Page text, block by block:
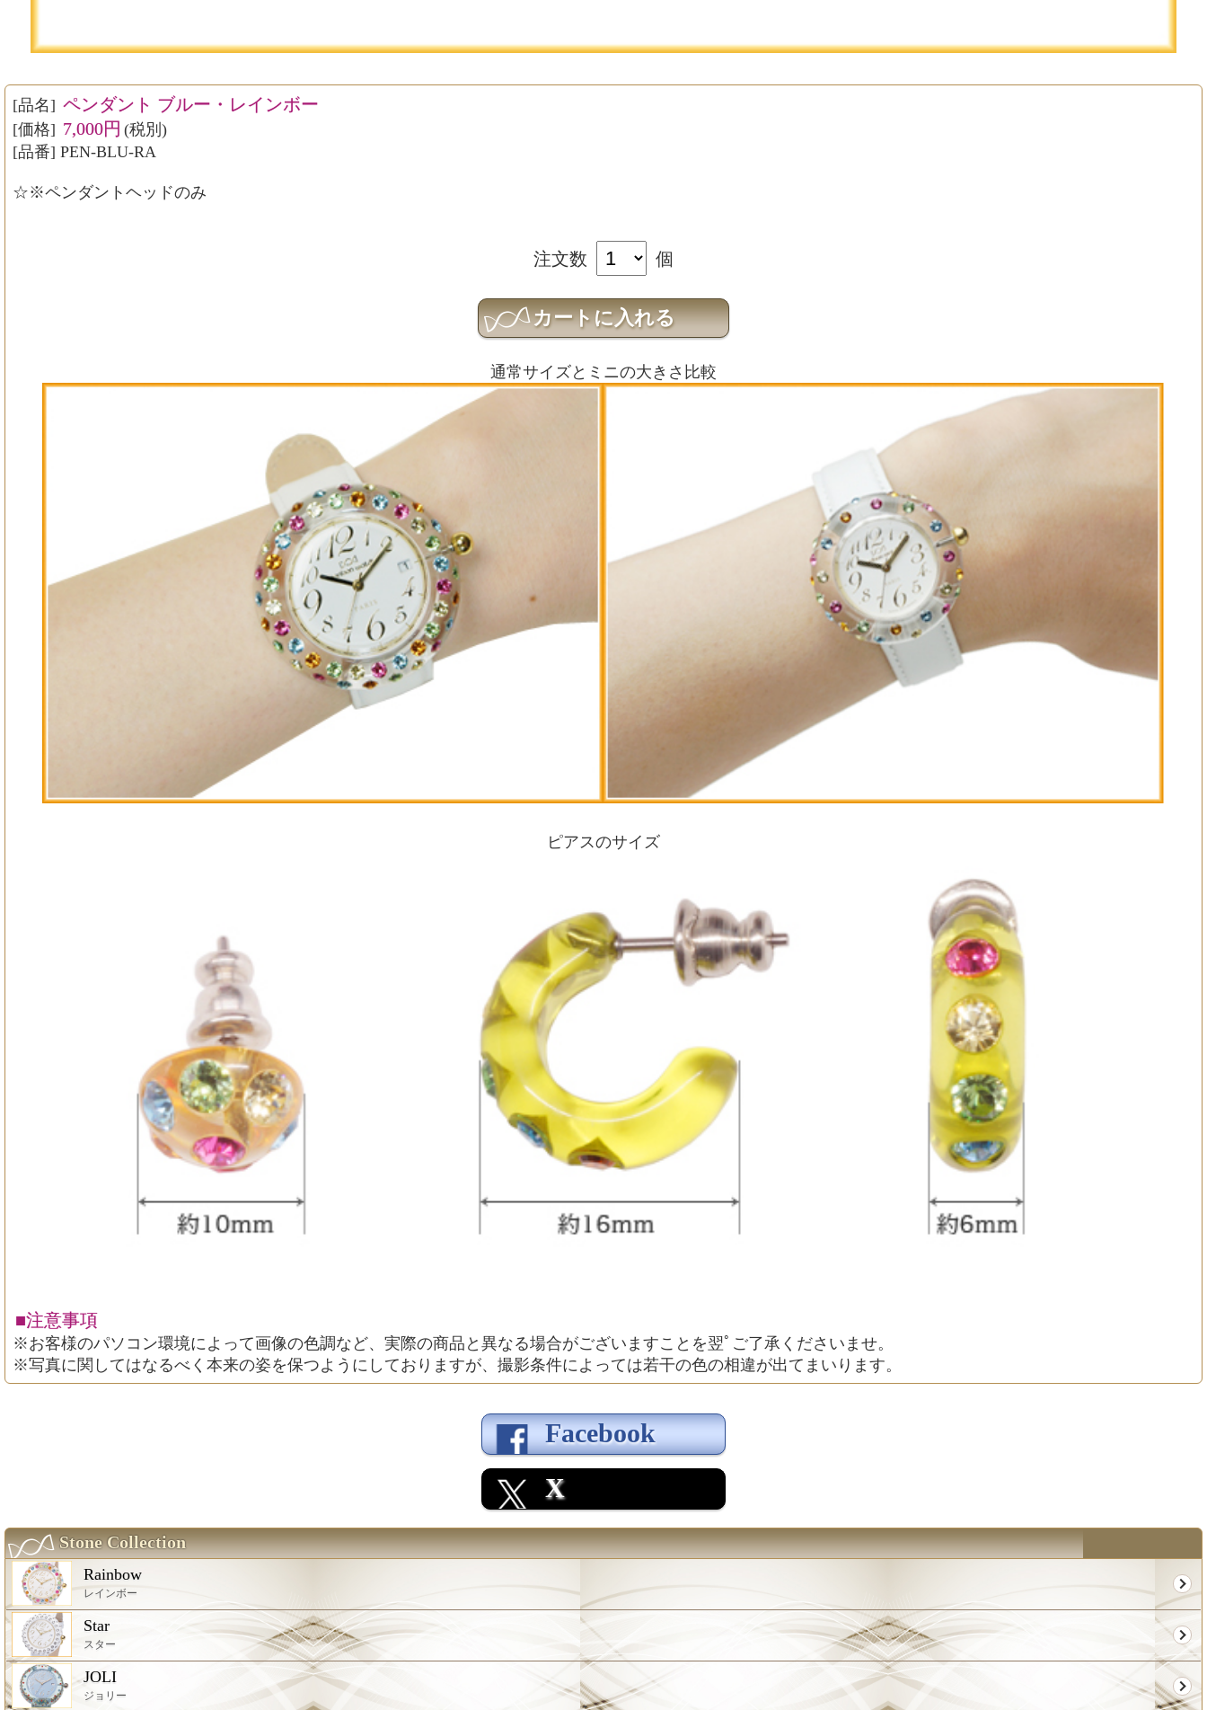
[品名] ペンダント ブルー・レインボー
[価格] 7,000円 (税別)
[品番] PEN-BLU-RA
☆※ペンダントヘッドのみ
注文数 個
通常サイズとミニの大きさ比較
ピアスのサイズ
■注意事項
※お客様のパソコン環境によって画像の色調など、実際の商品と異なる場合がございますことを翌ﾟご了承くださいませ。
※写真に関してはなるべく本来の姿を保つようにしておりますが、撮影条件によっては若干の色の相違が出てまいります。
Facebook
X
Stone Collection
Rainbow
レインボー
Star
スター
JOLI
ジョリー